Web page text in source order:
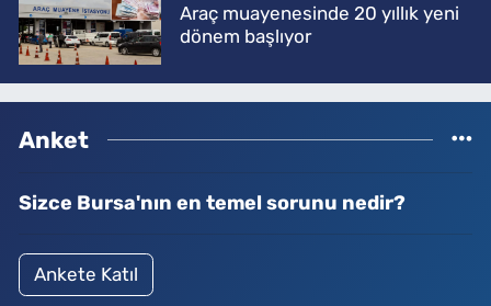
Araç muayenesinde 20 yıllık yeni
dönem başlıyor
Anket
Sizce Bursa'nın en temel sorunu nedir?
Ankete Katıl